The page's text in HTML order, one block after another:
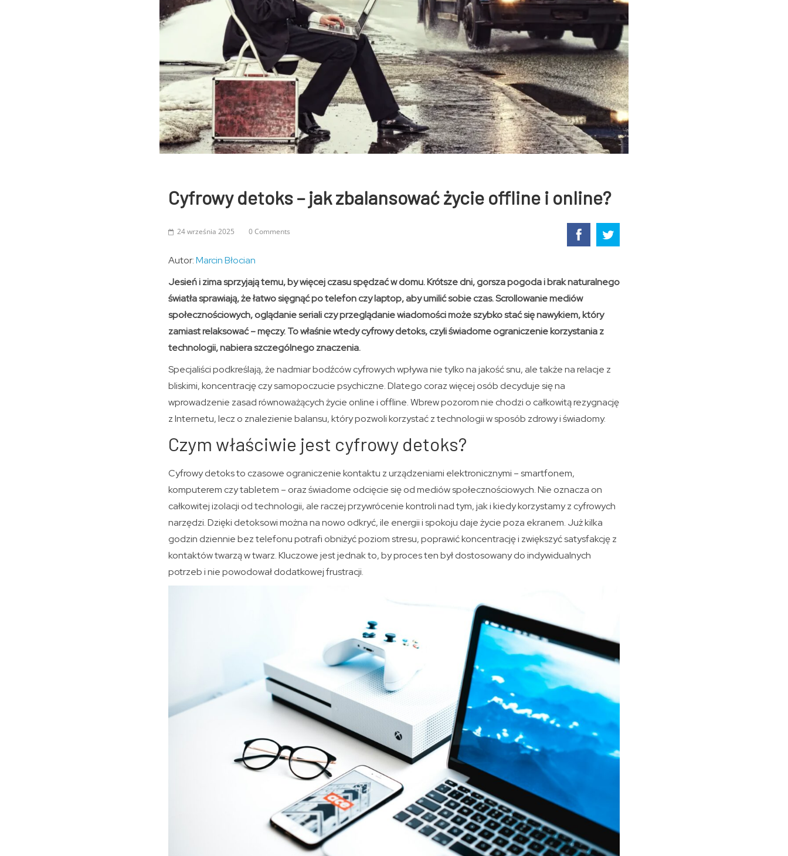
Cyfrowy detoks – jak zbalansować życie offline i online?
24 września 2025 0 Comments
Autor:Marcin Błocian
Jesień i zima sprzyjają temu, by więcej czasu spędzać w domu. Krótsze dni, gorsza pogoda i brak naturalnego
światła sprawiają, że łatwo sięgnąć po telefon czy laptop, aby umilić sobie czas. Scrollowanie mediów
społecznościowych, oglądanie seriali czy przeglądanie wiadomości może szybko stać się nawykiem, który
zamiast relaksować – męczy. To właśnie wtedy cyfrowy detoks, czyli świadome ograniczenie korzystania z
technologii, nabiera szczególnego znaczenia.
Specjaliści podkreślają, że nadmiar bodźców cyfrowych wpływa nie tylko na jakość snu, ale także na relacje z
bliskimi, koncentrację czy samopoczucie psychiczne. Dlatego coraz więcej osób decyduje się na
wprowadzenie zasad równoważących życie online i offline. Wbrew pozorom nie chodzi o całkowitą rezygnację
z Internetu, lecz o znalezienie balansu, który pozwoli korzystać z technologii w sposób zdrowy i świadomy.
Czym właściwie jest cyfrowy detoks?
Cyfrowy detoks to czasowe ograniczenie kontaktu z urządzeniami elektronicznymi – smartfonem,
komputerem czy tabletem – oraz świadome odcięcie się od mediów społecznościowych. Nie oznacza on
całkowitej izolacji od technologii, ale raczej przywrócenie kontroli nad tym, jak i kiedy korzystamy z cyfrowych
narzędzi. Dzięki detoksowi można na nowo odkryć, ile energii i spokoju daje życie poza ekranem. Już kilka
godzin dziennie bez telefonu potrafi obniżyć poziom stresu, poprawić koncentrację i zwiększyć satysfakcję z
kontaktów twarzą w twarz. Kluczowe jest jednak to, by proces ten był dostosowany do indywidualnych
potrzeb i nie powodował dodatkowej frustracji.